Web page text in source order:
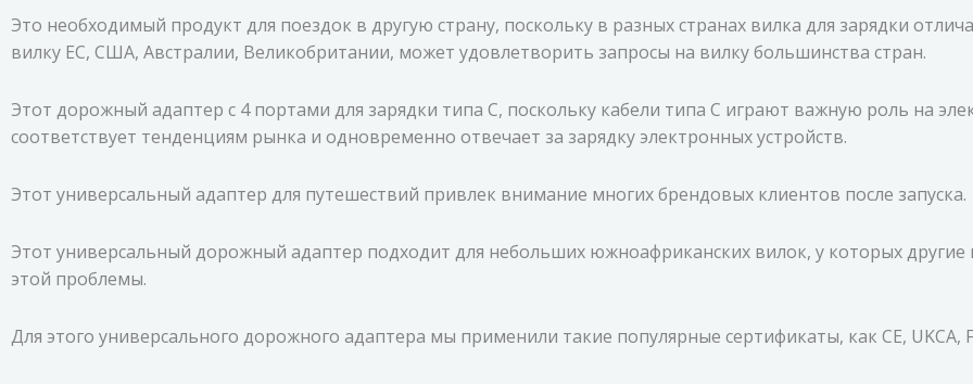
Это необходимый продукт для поездок в другую страну, поскольку в разных странах вилка для зарядки
вилку ЕС, США, Австралии, Великобритании, может удовлетворить запросы на вилку большинства стран.
Этот дорожный адаптер с 4 портами для зарядки типа C, поскольку кабели типа C играют важную роль на
соответствует тенденциям рынка и одновременно отвечает за зарядку электронных устройств.
Этот универсальный адаптер для путешествий привлек внимание многих брендовых клиентов после запуска.
Этот универсальный дорожный адаптер подходит для небольших южноафриканских вилок, у которых
этой проблемы.
Для этого универсального дорожного адаптера мы применили такие популярные сертификаты, как CE, UKCA,